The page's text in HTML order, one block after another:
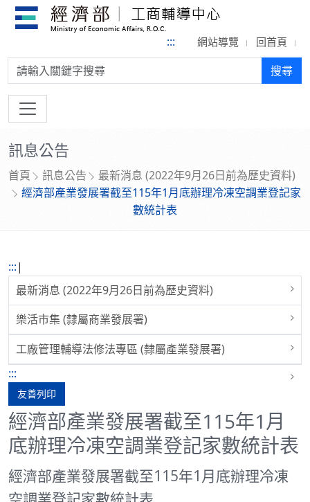
::: 網站導覽 回首頁
搜尋: 搜尋
訊息公告
首頁 訊息公告
最新消息 (2022年9月26日前為歷史資料)
經濟部產業發展署截至115年1月底辦理冷凍空調業登記家
數統計表
:::|
最新消息 (2022年9月26日前為歷史資料)
樂活市集 (隸屬商業發展署)
工廠管理輔導法修法專區 (隸屬產業發展署)
:::
友善列印
經濟部產業發展署截至115年1月
底辦理冷凍空調業登記家數統計表
經濟部產業發展署截至115年1月底辦理冷凍